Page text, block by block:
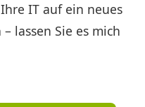
IT auf ein neues
lassen Sie es mich